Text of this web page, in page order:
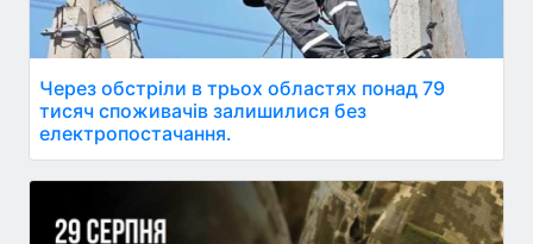
Через обстріли в трьох областях понад 79
тисяч споживачів залишилися без
електропостачання.